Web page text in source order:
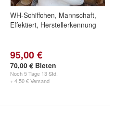
WH-Schiffchen, Mannschaft,
Effektiert, Herstellerkennung
95,00 €
70,00 € Bieten
Noch5 Tage 13 Std.
+ 4,50 € Versand